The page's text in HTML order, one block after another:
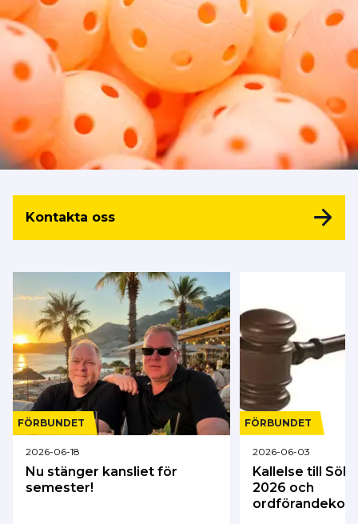
Kontakta oss
FÖRBUNDET
2026-06-18
Nu stänger kansliet för
semester!
FÖRBUNDET
2026-06-03
Kallelse till
2026 och